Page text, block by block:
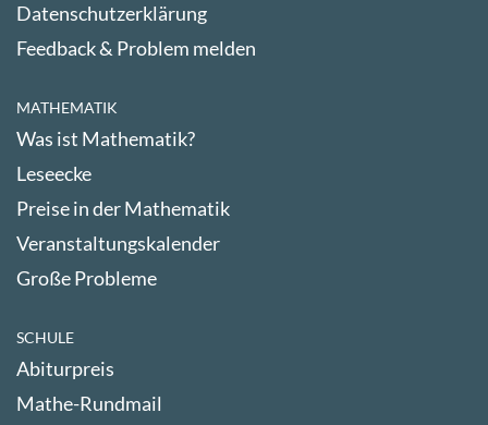
Datenschutzerklärung
Feedback & Problem melden
MATHEMATIK
Was ist Mathematik?
Leseecke
Preise in der Mathematik
Veranstaltungskalender
Große Probleme
SCHULE
Abiturpreis
Mathe-Rundmail